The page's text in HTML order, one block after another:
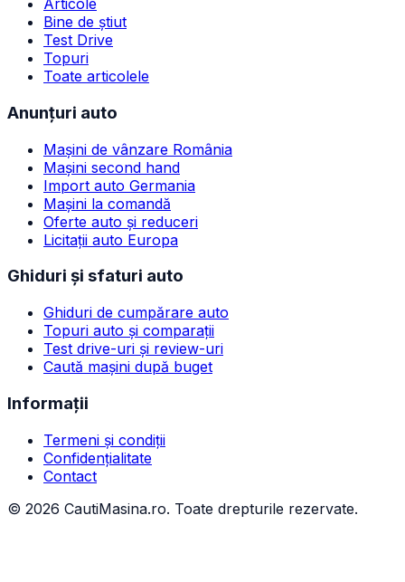
Articole
Bine de știut
Test Drive
Topuri
Toate articolele
Anunțuri auto
Mașini de vânzare România
Mașini second hand
Import auto Germania
Mașini la comandă
Oferte auto și reduceri
Licitații auto Europa
Ghiduri și sfaturi auto
Ghiduri de cumpărare auto
Topuri auto și comparații
Test drive-uri și review-uri
Caută mașini după buget
Informații
Termeni și condiții
Confidențialitate
Contact
© 2026 CautiMasina.ro. Toate drepturile rezervate.